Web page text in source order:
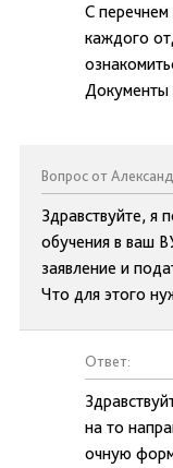
С перечнем
каждого
Документы
Вопрос от
Здравствуйте, я
обучения в ваш
заявление и
Что для этого
Ответ:
на то
очную